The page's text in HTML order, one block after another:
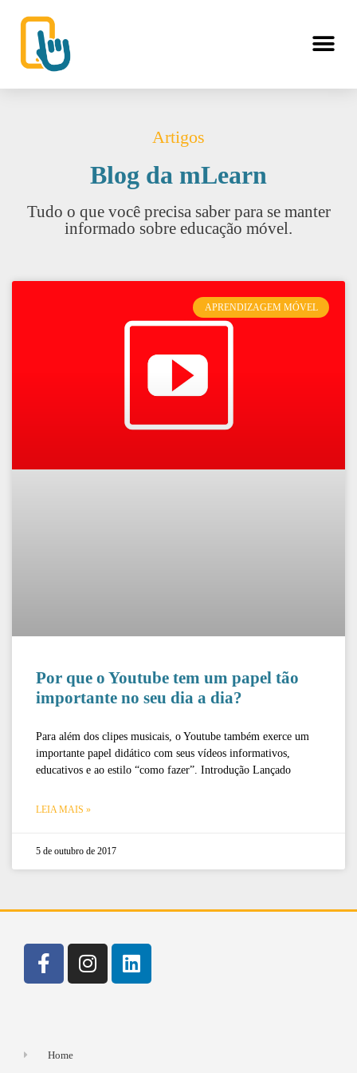
Artigos
Blog da mLearn
Tudo o que você precisa saber para se manter
informado sobre educação móvel.
APRENDIZAGEM MÓVEL
Por que o Youtube tem um papel tão
importante no seu dia a dia?
Para além dos clipes musicais, o Youtube também exerce um
importante papel didático com seus vídeos informativos,
educativos e ao estilo “como fazer”. Introdução Lançado
LEIA MAIS »
5 de outubro de 2017
Home